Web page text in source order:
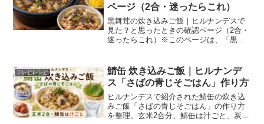
ページ（2合・迷ったらこれ）
黒舞茸の炊き込みご飯｜ヒルナンデスで
見た？と思ったときの確認ページ（2合・
迷ったらこれ）※このページは、「黒舞
と、家庭で作れる再現レシピ（2合）を一
つにまとめた確認用...
テレビレシピ
鯖缶 炊き込みご飯｜ヒルナンデ
ス「さばの青じそごはん」作り方
ヒルナンデスで紹介された鯖缶の炊き込
みご飯「さばの青じそごはん」の作り方
を整理。玄米2合分、鯖缶は汁ごと、炭酸